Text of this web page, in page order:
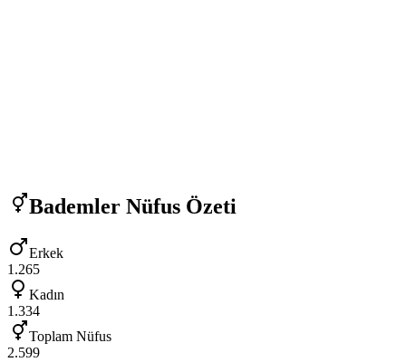
Bademler Nüfus Özeti
Erkek
1.265
Kadın
1.334
Toplam Nüfus
2.599